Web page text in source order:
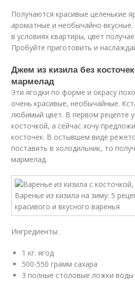
Получаются красивые целенькие
ароматные и необычайно
в условиях квартиры, цвет
Пробуйте приготовить и
Джем из кизила без
мармелад
Эти ягодки по форме и окрасу
очень красивые, необычайные.
любимый цвет. В первом рецепте
косточкой, а сейчас хочу
косточек. В остывшем виде
поставить в холодильник, то
мармелад.
Ингредиенты:
1 кг. ягод
500-550 грамм сахара
3 полные столовые ложки воды